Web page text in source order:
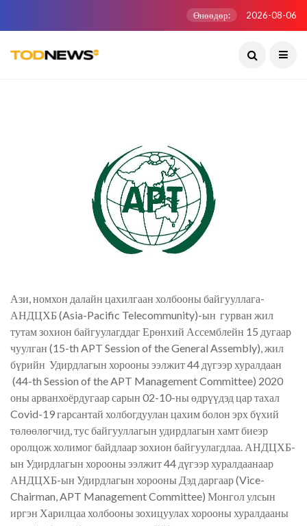
Өнөөдөр: 2026-08-06
Ази, номхон далайн цахилгаан холбооны байгууллага-
АНДЦХБ (Asia-Pacific Telecommunity)-ын гурван жил
тутам зохион байгуулагддаг Ерөнхий Ассемблейн 15 дугаар
чуулган (15-th APT Session of the General Assembly), жил
бүрийн Удирдлагын хорооны ээлжит 44 дүгээр хуралдаан
(44-th Session of the APT Management Committee) 2020
оны арванхоёрдугаар сарын 02-10-ны өдрүүдэд цар тахал
Covid-19 гарсантай холбогдуулан цахим болон эрх бүхий
төлөөлөгчид, тус байгууллагын удирдлагын хамт биеэр
оролцож холимог байдлаар зохион байгуулагдлаа. АНДЦХБ-
ын Удирдлагын хорооны ээлжит 44 дүгээр хуралдаанаар
АНДЦХБ-ын Удирдлагын хорооны Дэд даргаар (Vice-
Chairman, APT Management Committee) Монгол улсын
иргэн Харилцаа холбооны зохицуулах хорооны хуралдааны